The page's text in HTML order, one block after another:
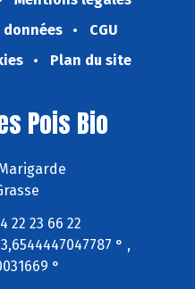
CGU
Plan du site
Pois Bio
22 23 66 22
° ,
°